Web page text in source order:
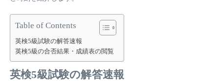
Table of Contents
英検5級試験の解答速報
英検5級の合否結果・成績表の閲覧
英検5級試験の解答速報